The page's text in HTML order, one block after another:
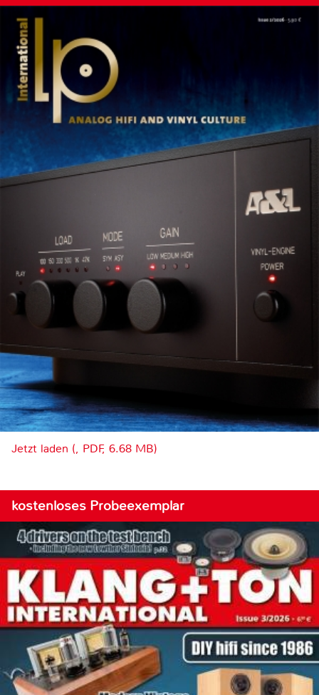
Jetzt laden (, PDF, 6.68 MB)
kostenloses Probeexemplar